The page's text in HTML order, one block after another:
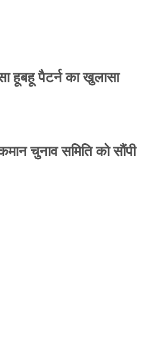
हूबहू पैटर्न का खुलासा
चुनाव समिति को सौंपी